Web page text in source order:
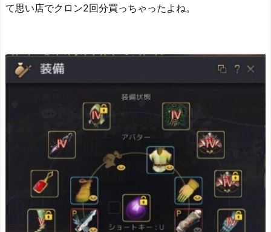
て思い店でクロン2回分買っちゃったよね。